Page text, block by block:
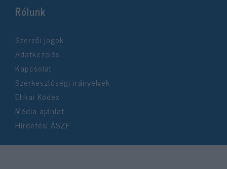
Rólunk
Szerzői jogok
Adatkezelés
Kapcsolat
Szerkesztőségi irányelvek
Etikai Kódex
Média ajánlat
Hirdetési ÁSZF